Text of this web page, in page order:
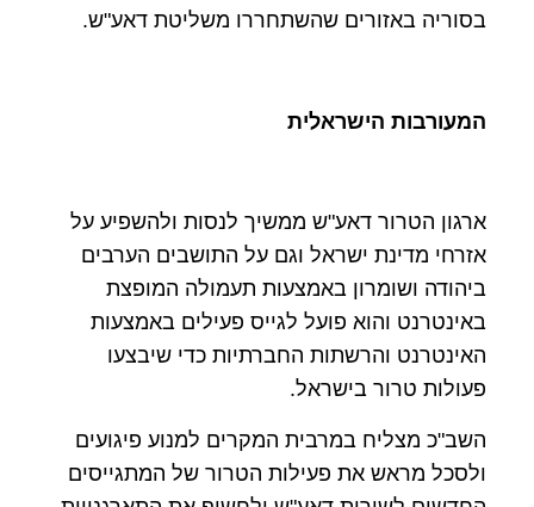
בסוריה באזורים שהשתחררו משליטת דאע"ש.
המעורבות הישראלית
ארגון הטרור דאע"ש ממשיך לנסות ולהשפיע על
אזרחי מדינת ישראל וגם על התושבים הערבים
ביהודה ושומרון באמצעות תעמולה המופצת
באינטרנט והוא פועל לגייס פעילים באמצעות
האינטרנט והרשתות החברתיות כדי שיבצעו
פעולות טרור בישראל.
השב"כ מצליח במרבית המקרים למנוע פיגועים
ולסכל מראש את פעילות הטרור של המתגייסים